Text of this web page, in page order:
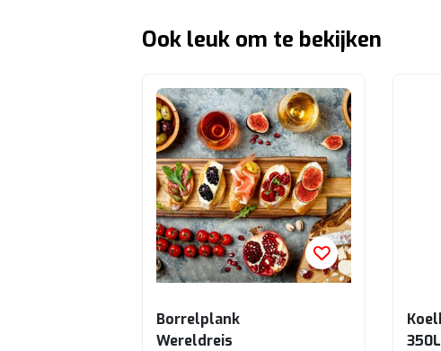
Ook leuk om te bekijken
Borrelplank
Wereldreis
350L